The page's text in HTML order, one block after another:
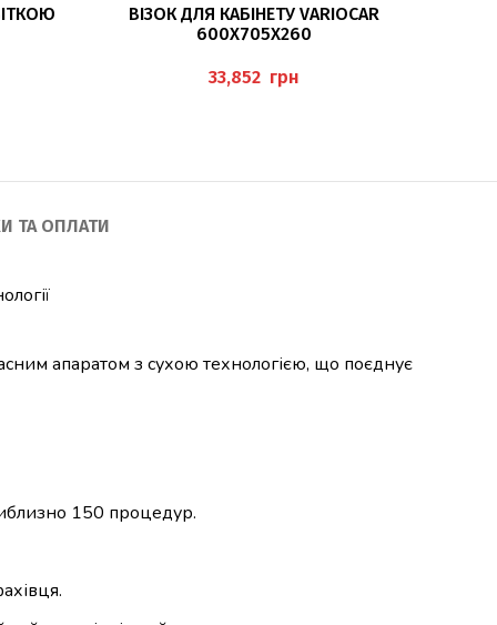
ДОДАТИ В КОШИК
ВІЗОК ДЛЯ КАБІНЕТУ VARIOCAR
600X705X260
грн
ТА ОПЛАТИ
апаратом з сухою технологією, що поєднує
150 процедур.